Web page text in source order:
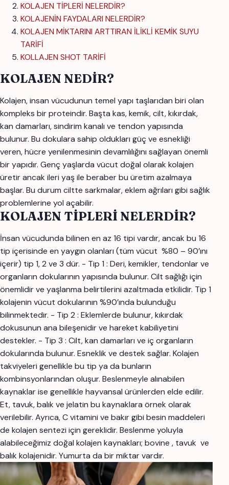
KOLAJEN TİPLERİ NELERDİR?
KOLAJENİN FAYDALARI NELERDİR?
KOLAJEN MİKTARINI ARTTIRAN İLİKLİ KEMİK SUYU
TARİFİ
KOLLAJEN SHOT TARİFİ
KOLAJEN NEDİR?
Kolajen, insan vücudunun temel yapı taşlarıdan biri olan
kompleks bir proteindir. Başta kas, kemik, cilt, kıkırdak,
kan damarları, sindirim kanalı ve tendon yapısında
bulunur. Bu dokulara sahip oldukları güç ve esnekliği
veren, hücre yenilenmesinin devamlılığını sağlayan önemli
bir yapıdır. Genç yaşlarda vücut doğal olarak kolajen
üretir ancak ileri yaş ile beraber bu üretim azalmaya
başlar. Bu durum ciltte sarkmalar, eklem ağrıları gibi sağlık
problemlerine yol açabilir.
KOLAJEN TİPLERİ NELERDİR?
İnsan vücudunda bilinen en az 16 tipi vardır, ancak bu 16
tip içerisinde en yaygın olanları (tüm vücut %80 – 90’ını
içerir) tip 1, 2 ve 3 dür. - Tip 1 : Deri, kemikler, tendonlar ve
organların dokularının yapısında bulunur. Cilt sağlığı için
önemlidir ve yaşlanma belirtilerini azaltmada etkilidir. Tip 1
kolajenin vücut dokularının %90’ında bulunduğu
bilinmektedir. - Tip 2 : Eklemlerde bulunur, kıkırdak
dokusunun ana bileşenidir ve hareket kabiliyetini
destekler. - Tip 3 : Cilt, kan damarları ve iç organların
dokularında bulunur. Esneklik ve destek sağlar. Kolajen
takviyeleri genellikle bu tip ya da bunların
kombinsyonlarından oluşur. Beslenmeyle alınabilen
kaynaklar ise genellikle hayvansal ürünlerden elde edilir.
Et, tavuk, balık ve jelatin bu kaynaklara örnek olarak
verilebilir. Ayrıca, C vitamini ve bakır gibi besin maddeleri
de kolajen sentezi için gereklidir. Beslenme yoluyla
alabileceğimiz doğal kolajen kaynakları; bovine , tavuk ve
balık kolajenidir. Yumurta da bir miktar vardır.